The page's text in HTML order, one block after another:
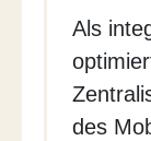
Als
des